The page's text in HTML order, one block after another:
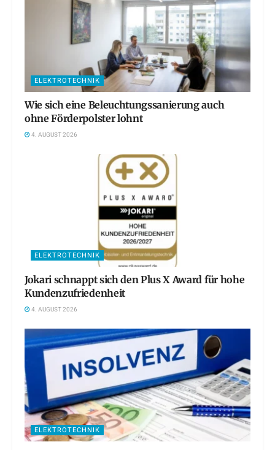
ELEKTROTECHNIK
Wie sich eine Beleuchtungssanierung auch
ohne Förderpolster lohnt
4. AUGUST 2026
ELEKTROTECHNIK
Jokari schnappt sich den Plus X Award für hohe
Kundenzufriedenheit
4. AUGUST 2026
ELEKTROTECHNIK